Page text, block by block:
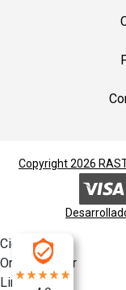
Copyright 2026
Cierra
Ordenado por
Limpiar